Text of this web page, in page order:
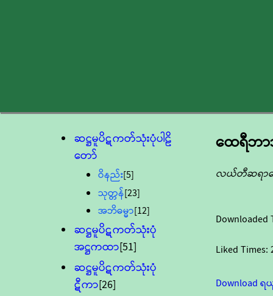
ဆဋ္ဌမူပိဋကတ်သုံးပုံပါဠိ
တော်
ဝိနည်း[5]
သုတ္တန်[23]
အဘိဓမ္မာ[12]
ဆဋ္ဌမူပိဋကတ်သုံးပုံ
အဋ္ဌကထာ[51]
ဆဋ္ဌမူပိဋကတ်သုံးပုံ
ဋီကာ[26]
ထေရီဘာ
လယ်တီဆရာတ
Downloaded
Liked Times:
Download